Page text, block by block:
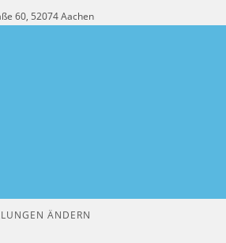
60, 52074 Aachen
ÄNDERN